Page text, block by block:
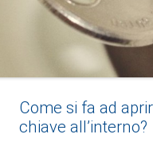
Come si fa ad
chiave all’interno?